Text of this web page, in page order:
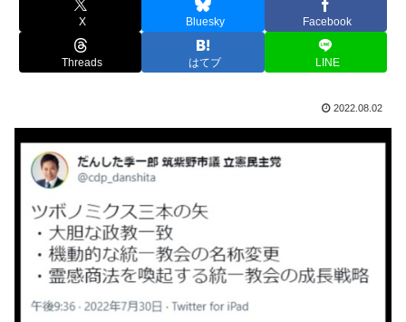
X Bluesky Facebook
Threads はてブ LINE
2022.08.02